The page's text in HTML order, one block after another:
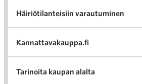
Häiriötilanteisiin varautuminen
Kannattavakauppa.fi
Tarinoita kaupan alalta